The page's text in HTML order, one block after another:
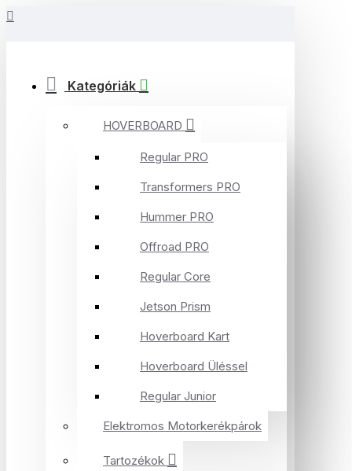
Kategóriák
HOVERBOARD
Regular PRO
Transformers PRO
Hummer PRO
Offroad PRO
Regular Core
Jetson Prism
Hoverboard Kart
Hoverboard Üléssel
Regular Junior
Elektromos Motorkerékpárok
Tartozékok